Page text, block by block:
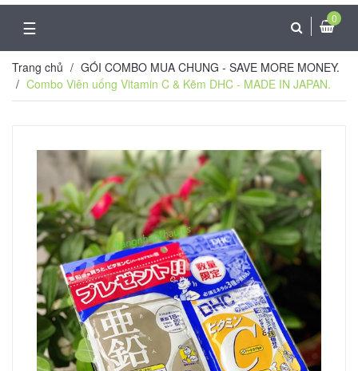
☰ 0
Trang chủ / GÓI COMBO MUA CHUNG - SAVE MORE MONEY.
/ Combo Viên uống Vitamin C & Kẽm DHC - MADE IN JAPAN.